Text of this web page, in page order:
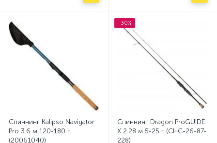
Спиннинг Kalipso Navigator
Pro 3.6 м 120-180 г
(20061040)
-30%
Спиннинг Dragon ProGUIDE
X 2.28 м 5-25 г (CHC-26-87-
228)